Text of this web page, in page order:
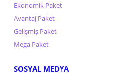
Ekonomik Paket
Avantaj Paket
Gelişmiş Paket
Mega Paket
SOSYAL MEDYA